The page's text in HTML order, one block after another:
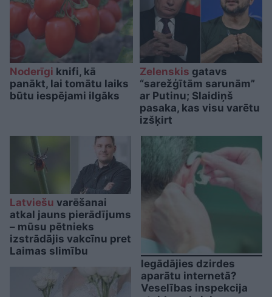
Noderīgi knifi, kā
panākt, lai tomātu laiks
būtu iespējami ilgāks
Zelenskis gatavs
“sarežģītām sarunām”
ar Putinu; Slaidiņš
pasaka, kas visu varētu
izšķirt
Latviešu varēšanai
atkal jauns pierādījums
– mūsu pētnieks
izstrādājis vakcīnu pret
Laimas slimību
Iegādājies dzirdes
aparātu internetā?
Veselības inspekcija